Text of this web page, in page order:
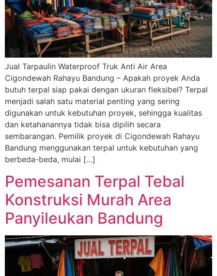
Jual Tarpaulin Waterproof Truk Anti Air Area
Cigondewah Rahayu Bandung – Apakah proyek Anda
butuh terpal siap pakai dengan ukuran fleksibel? Terpal
menjadi salah satu material penting yang sering
digunakan untuk kebutuhan proyek, sehingga kualitas
dan ketahanannya tidak bisa dipilih secara
sembarangan. Pemilik proyek di Cigondewah Rahayu
Bandung menggunakan terpal untuk kebutuhan yang
berbeda-beda, mulai […]
Pemesanan Terpal Tebal
Konstruksi Murah Area
Panyileukan Bandung